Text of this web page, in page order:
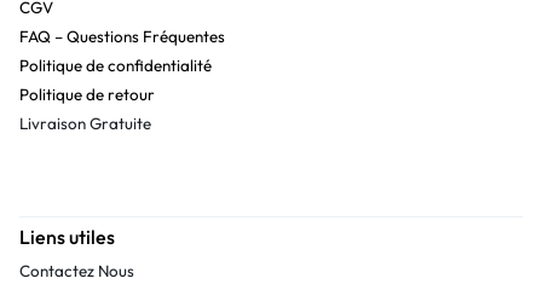
CGV
FAQ – Questions Fréquentes
Politique de confidentialité
Politique de retour
Livraison Gratuite
Liens utiles
Contactez Nous